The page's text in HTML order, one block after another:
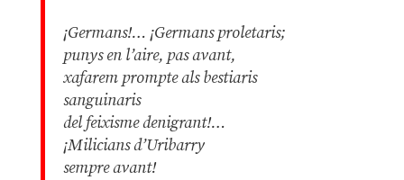
¡Germans!… ¡Germans proletaris;
punys en l’aire, pas avant,
xafarem prompte als bestiaris
sanguinaris
del feixisme denigrant!…
¡Milicians d’Uribarry
sempre avant!